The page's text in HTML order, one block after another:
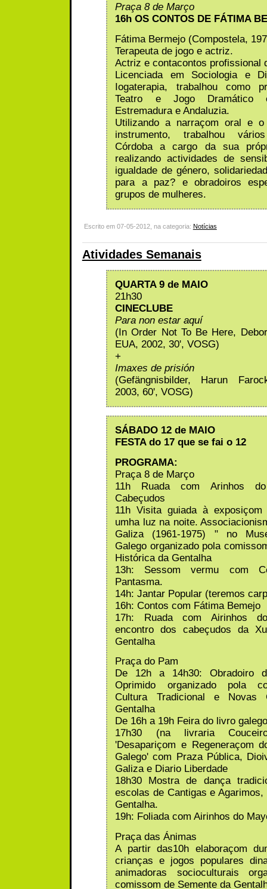
Praça 8 de Março
16h OS CONTOS DE FÁTIMA
Fátima Bermejo (Compostela,
Terapeuta de jogo e actriz.
Actriz e contacontos profissional
Licenciada em Sociologia e
Iogaterapia, trabalhou como
Teatro e Jogo Dramático
Estremadura e Andaluzia.
Utilizando a narraçom oral e
instrumento, trabalhou
Córdoba a cargo da sua
realizando actividades de
igualdade de género,
para a paz? e obradoiros
grupos de mulheres.
Escrito em 07-05-2012, na categoria: Notícias
Atividades Semanais
QUARTA 9 de MAIO
21h30
CINECLUBE
Para non estar aquí
(In Order Not To Be Here,
EUA, 2002, 30', VOSG)
+
Imaxes de prisión
(Gefängnisbilder, Harun
2003, 60', VOSG)
SÁBADO 12 de MAIO
FESTA do 17 que se fai o 12
PROGRAMA:
Praça 8 de Março
11h Ruada com Arinhos
Cabeçudos
11h Visita guiada à
umha luz na noite.
Galiza (1961-1975) " no
Galego organizado pola
Histórica da Gentalha
13h: Sessom vermu com
Pantasma.
14h: Jantar Popular (teremos
16h: Contos com Fátima Bemejo
17h: Ruada com Airinhos
encontro dos cabeçudos da
Gentalha
Praça do Pam
De 12h a 14h30: Obradoiro
Oprimido organizado pola
Cultura Tradicional e Novas
Gentalha
De 16h a 19h Feira do livro
17h30 (na livraria
'Desapariçom e Regeneraçom
Galego' com Praza Pública,
Galiza e Diario Liberdade
18h30 Mostra de dança
escolas de Cantigas e
Gentalha.
19h: Foliada com Airinhos do
Praça das Ánimas
A partir das10h elaboraçom
crianças e jogos populares
animadoras socioculturais
comissom de Semente da